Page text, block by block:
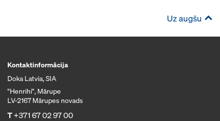
Uz augšu
Kontaktinformācija
Doka Latvia, SIA
"Henrihi", Mārupe
LV-2167 Mārupes novads
T+371 67 02 97 00